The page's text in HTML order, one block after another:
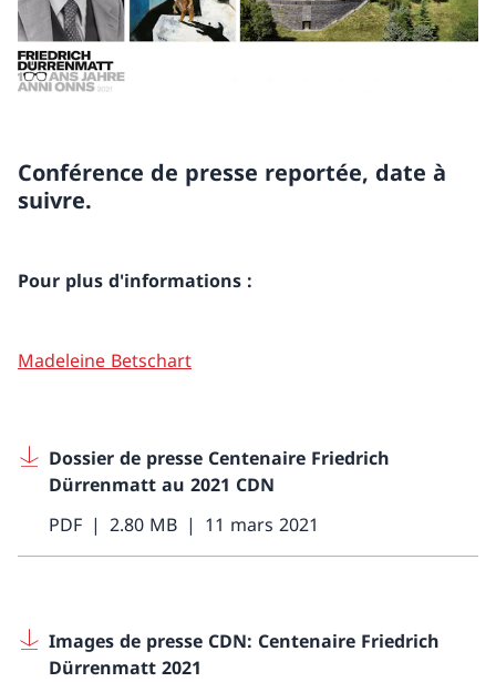
Conférence de presse reportée, date à
suivre.
Pour plus d'informations :
Madeleine Betschart
Dossier de presse Centenaire Friedrich
Dürrenmatt au 2021 CDN
PDF
2.80 MB 11 mars 2021
Images de presse CDN: Centenaire Friedrich
Dürrenmatt 2021